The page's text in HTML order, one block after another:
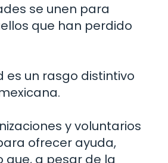
se unen para
que han perdido
es un rasgo distintivo
y voluntarios
ofrecer ayuda,
a pesar de la